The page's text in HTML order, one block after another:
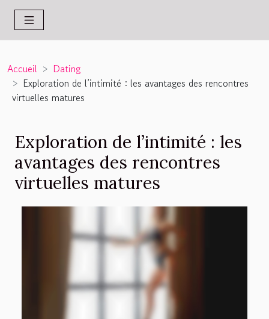
Accueil
Dating
Exploration de l’intimité : les avantages des rencontres
virtuelles matures
Exploration de l’intimité : les
avantages des rencontres
virtuelles matures